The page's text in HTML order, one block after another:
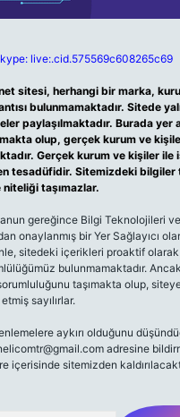
live:.cid.575569c608265c69
sitesi, herhangi bir marka,
bulunmamaktadır. Sitede
paylaşılmaktadır. Burada yer
olup, gerçek kurum ve
Gerçek kurum ve kişiler ile
tesadüfidir. Sitemizdeki bilgiler
taşımazlar.
gereğince Bilgi Teknolojileri
onaylanmış bir Yer Sağlayıcı
sitedeki içerikleri proaktif
bulunmamaktadır.
taşımakta olup,
sayılırlar.
aykırı olduğunu
adresine
içerisinde sitemizden